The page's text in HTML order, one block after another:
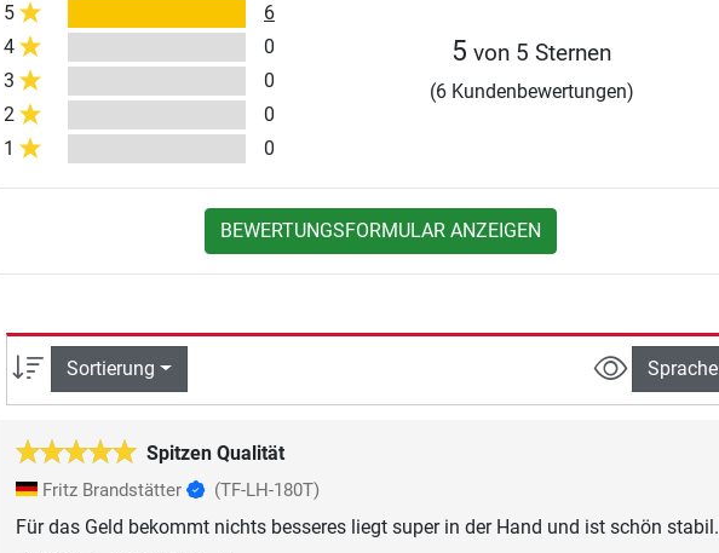
5
6
4
0
3
0
2
0
1
0
5 von 5 Sternen
(6 Kundenbewertungen)
BEWERTUNGSFORMULAR ANZEIGEN
Sortierung Sprache
Spitzen Qualität
Fritz Brandstätter (TF-LH-180T)
Für das Geld bekommt nichts besseres liegt super in der Hand und ist schön stabil.